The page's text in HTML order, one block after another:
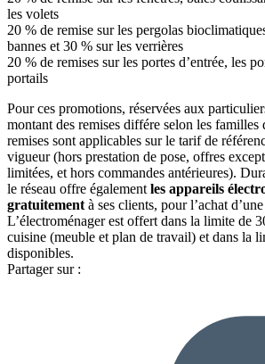
les volets
20 % de remise sur les pergolas
bannes et 30 % sur les verrières
20 % de remises sur les portes d’entrée, les
portails
Pour ces promotions, réservées aux
montant des remises différe selon les familles
remises sont applicables sur le tarif de
vigueur (hors prestation de pose, offres
limitées, et hors commandes antérieures).
le réseau offre également les appareils
gratuitement à ses clients, pour l’achat
L’électroménager est offert dans la limite de
cuisine (meuble et plan de travail) et dans la
disponibles.
Partager sur :